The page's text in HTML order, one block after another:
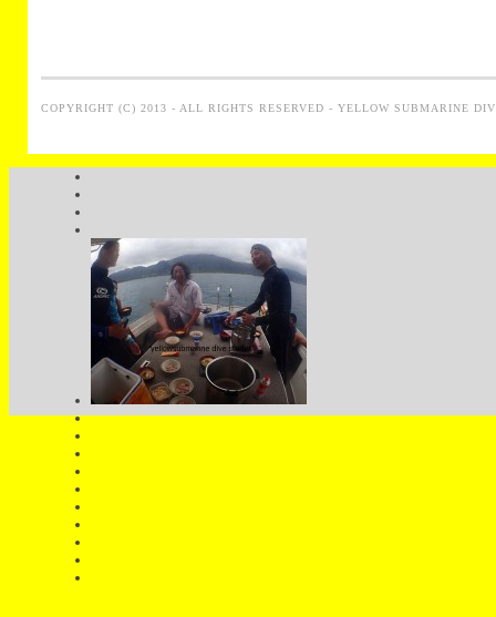
COPYRIGHT (C) 2013 - ALL RIGHTS RESERVED - YELLOW SUBMARINE